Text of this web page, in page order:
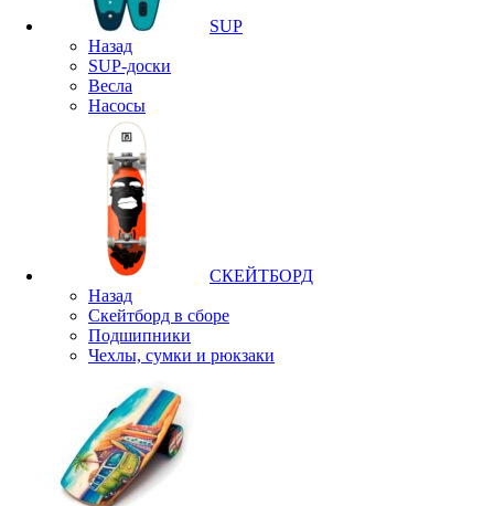
SUP
Назад
SUP-доски
Весла
Насосы
СКЕЙТБОРД
Назад
Скейтборд в сборе
Подшипники
Чехлы, сумки и рюкзаки